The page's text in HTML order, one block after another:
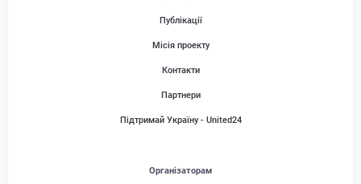
Публікації
Місія проекту
Контакти
Партнери
Підтримай Україну - United24
Організаторам